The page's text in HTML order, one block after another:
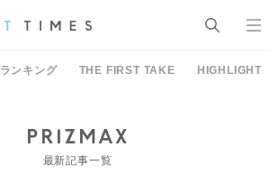
ランキング THE FIRST TAKE HIGHLIGHT
PRIZMAX
最新記事一覧